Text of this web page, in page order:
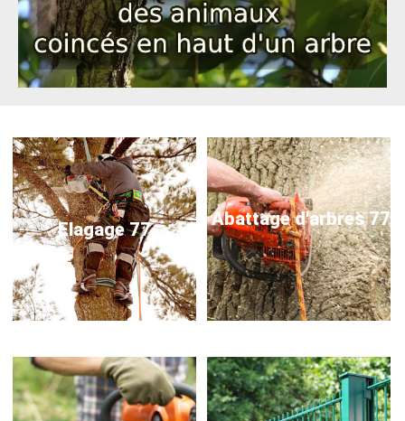
Elagage 77 Abattage d'arbres 77